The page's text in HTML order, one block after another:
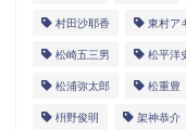
村田沙耶香 東村ア
松崎五三男 松平洋
松浦弥太郎 松重豊
枡野俊明 架神恭介